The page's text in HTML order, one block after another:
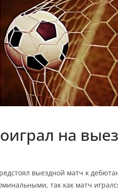
на
выездной матч к
так как матч